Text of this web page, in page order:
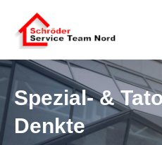
Spezial- &
Denkte